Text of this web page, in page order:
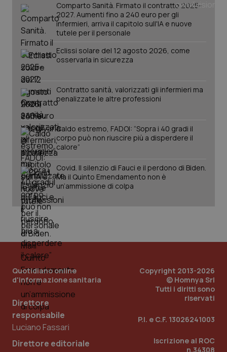
Comparto Sanità. Firmato il contratto 2025-
2027. Aumenti fino a 240 euro per gli
infermieri, arriva il capitolo sull'IA e nuove
tutele per il personale
Eclissi solare del 12 agosto 2026, come
osservarla in sicurezza
Contratto sanità, valorizzati gli infermieri ma
penalizzate le altre professioni
Caldo estremo, FADOI: “Sopra i 40 gradi il
corpo può non riuscire più a disperdere il
calore”
Covid. Il silenzio di Fauci e il perdono di Biden.
Ma il Quinto Emendamento non è
un’ammissione di colpa
Quotidiano online
d'informazione sanitaria
Direttore
responsabile
Luciano Fassari
Direttore editoriale
Copyright 2013-2026
© Homnya Srl
Tutti i diritti sono
riservati
P.I. e C.F. 13026241003
Iscrizione al ROC
n.34308
tracking-sites-ironfish-
session-id
www.quotidianosanita.it
_ga
PHPSESSID
PHP.net